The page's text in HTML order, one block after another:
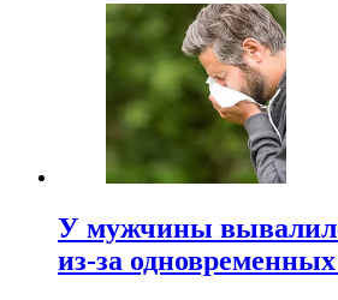
У мужчины
из-за